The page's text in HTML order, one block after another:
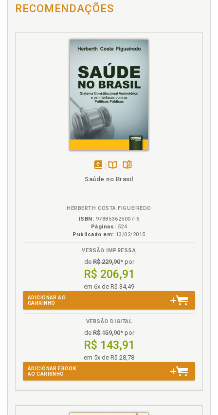
após a edição da EC 32/01, a seu ver, os tributos não podem
ser validamente instituídos ou majorados por meio de
República pode e deve ser responsabilizado pelos danos
causados com a edição de Medidas Provisórias
inconstitucionais. Esses são alguns dos aspectos abordados
com propriedade pelo autor sobre o tema Medidas
RECOMENDAÇÕES
Saúde no Brasil
HERBERTH COSTA FIGUEIREDO
ISBN: 978853625007-6
Páginas: 524
Publicado em: 13/02/2015
VERSÃO IMPRESSA
deR$ 229,90* por
R$ 206,91
em 6x de R$ 34,49
ADICIONAR AO
CARRINHO
VERSÃO DIGITAL
deR$ 159,90* por
R$ 143,91
em 5x de R$ 28,78
ADICIONAR EBOOK
AO CARRINHO